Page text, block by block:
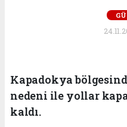
Kapadokya
nedeni ile yollar
kaldı.